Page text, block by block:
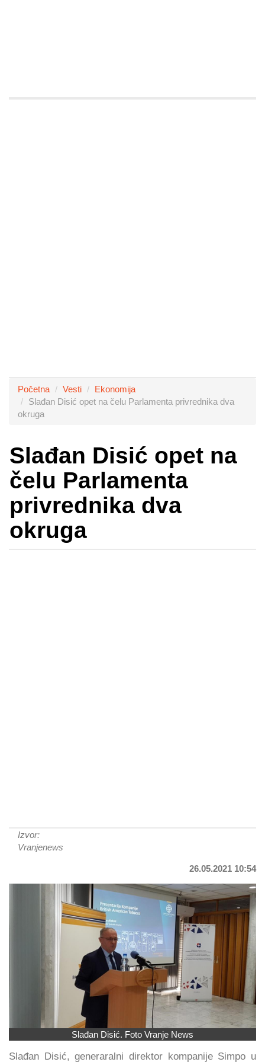
Početna Vesti
Ekonomija
Slađan Disić opet na čelu Parlamenta privrednika dva
okruga
Slađan Disić opet na
čelu Parlamenta
privrednika dva
okruga
Izvor:
Vranjenews
26.05.2021 10:54
Slađan Disić. Foto Vranje News
Slađan Disić, generaralni direktor kompanije Simpo u